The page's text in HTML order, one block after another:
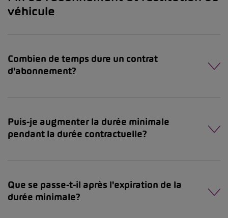
véhicule
Combien de temps dure un contrat
d'abonnement?
Puis-je augmenter la durée minimale
pendant la durée contractuelle?
Que se passe-t-il après l'expiration de la
durée minimale?